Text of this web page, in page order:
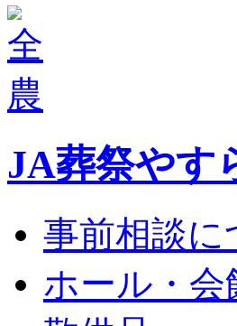
JA葬祭やす
事前相談に
ホール・会